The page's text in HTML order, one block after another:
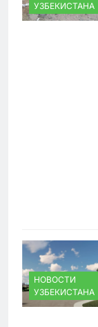
УЗБЕКИСТАНА
НОВОСТИ
УЗБЕКИСТАНА